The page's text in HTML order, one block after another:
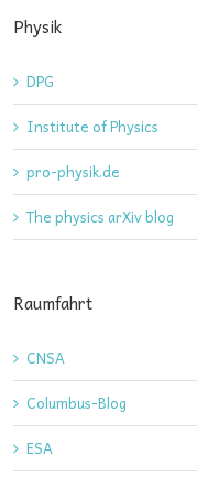
Physik
DPG
Institute of Physics
pro-physik.de
The physics arXiv blog
Raumfahrt
CNSA
Columbus-Blog
ESA